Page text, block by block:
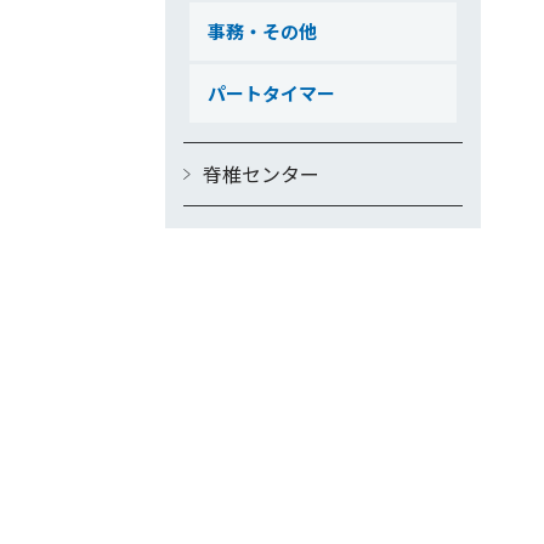
事務・その他
パートタイマー
脊椎センター